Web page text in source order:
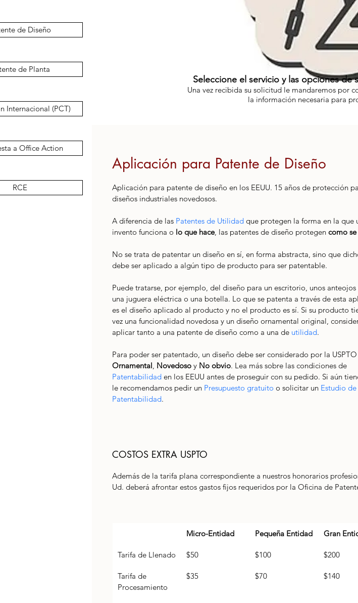
de Diseño
de Planta
Internacional (PCT)
a Office Action
RCE
Aplicación para Patente de Diseño
Aplicación para patente de diseño en los EEUU. 15 años de protección
diseños industriales novedosos.
A diferencia de las Patentes de Utilidad que protegen la forma en la que
invento funciona o lo que hace, las patentes de diseño protegen como se
No se trata de patentar un diseño en sí, en forma abstracta, sino que
debe ser aplicado a algún tipo de producto para ser patentable.
Puede tratarse, por ejemplo, del diseño para un escritorio, unos anteojos
una juguera eléctrica o una botella. Lo que se patenta a través de esta
es el diseño aplicado al producto y no el producto es sí. Si su producto
vez una funcionalidad novedosa y un diseño ornamental original,
aplicar tanto a una patente de diseño como a una de utilidad.
Para poder ser patentado, un diseño debe ser considerado por la
Ornamental, Novedoso y No obvio. Lea más sobre las condiciones de
Patentabilidad en los EEUU antes de proseguir con su pedido. Si aún
le recomendamos pedir un Presupuesto gratuito o solicitar un Estudio de
Patentabilidad.
COSTOS EXTRA USPTO
Además de la tarifa plana correspondiente a nuestros honorarios
Ud. deberá afrontar estos gastos fijos requeridos por la Oficina de
Micro-Entidad Pequeña Entidad Gran
Tarifa de Llenado $50 $100 $200
Tarifa de
Procesamiento
$35 $70 $140
Seleccione el servicio y las opciones de
Una vez recibida su solicitud le mandaremos por
la información necesaria para